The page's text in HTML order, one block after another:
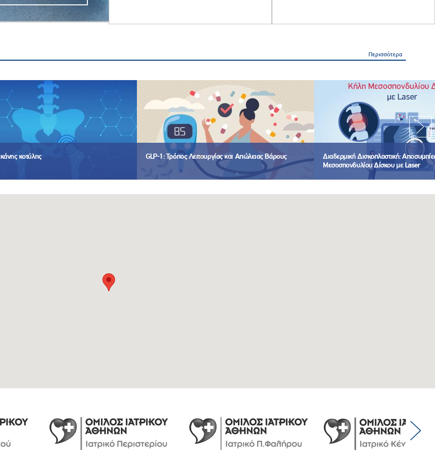
Περισσότερα
κοτύλης GLP-1: Τρόπος Λειτουργίας και Απώλειας Βάρους
Διαδερμική Δισκοπλαστική:
Μεσοσπονδυλίου Δίσκου με Laser